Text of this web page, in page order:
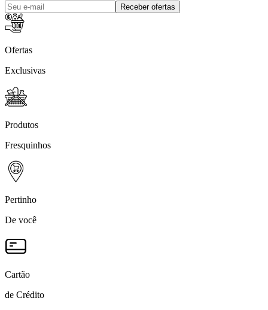
Receber ofertas
Ofertas
Exclusivas
Produtos
Fresquinhos
Pertinho
De você
Cartão
de Crédito